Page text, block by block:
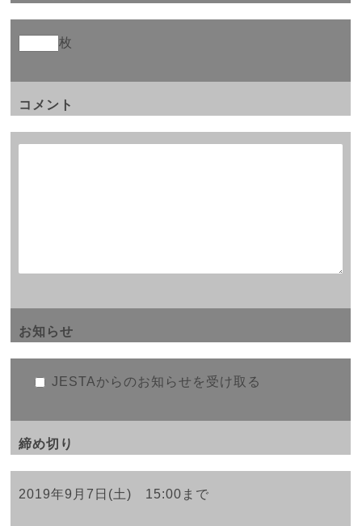
枚
コメント
お知らせ
JESTAからのお知らせを受け取る
締め切り
2019年9月7日(土) 15:00まで